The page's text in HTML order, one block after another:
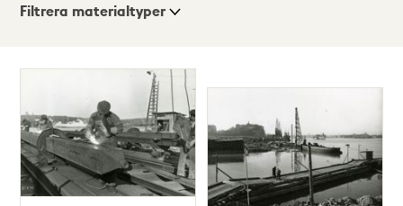
Visningsläge
Filtrera materialtyper